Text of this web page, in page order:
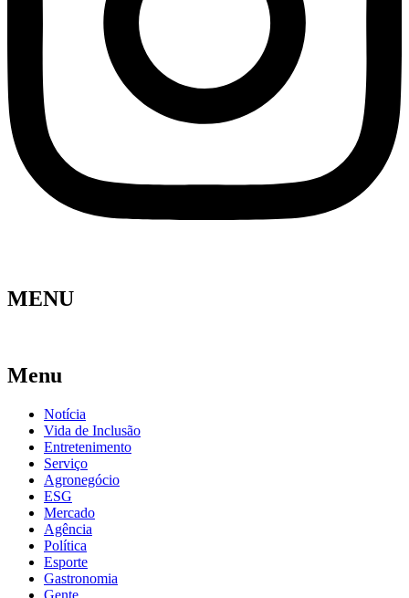
MENU
Menu
Notícia
Vida de Inclusão
Entretenimento
Serviço
Agronegócio
ESG
Mercado
Agência
Política
Esporte
Gastronomia